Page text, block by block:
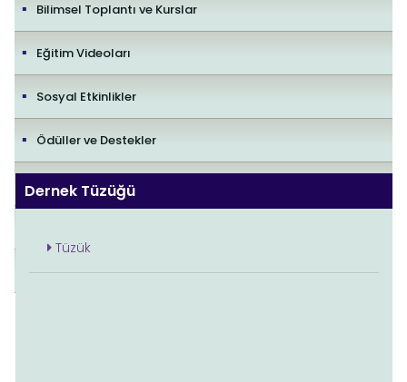
Bilimsel Toplantı ve Kurslar
Eğitim Videoları
Sosyal Etkinlikler
Ödüller ve Destekler
İletişim
Editorial Policies
Dernek Tüzüğü
Tüzük